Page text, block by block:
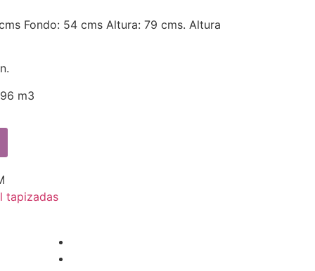
Fondo: 54 cms Altura: 79 cms. Altura
m3
tapizadas